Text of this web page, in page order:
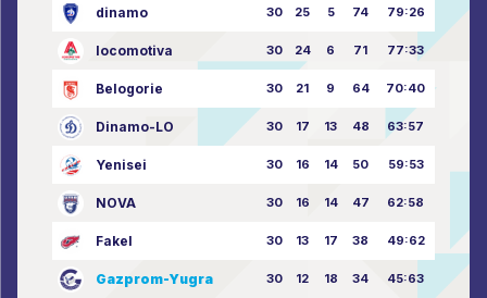
dinamo 30 25 5 74 79:26
locomotiva 30 24 6 71 77:33
Belogorie 30 21 9 64 70:40
Dinamo-LO 30 17 13 48 63:57
Yenisei 30 16 14 50 59:53
NOVA 30 16 14 47 62:58
Fakel 30 13 17 38 49:62
Gazprom-Yugra 30 12 18 34 45:63